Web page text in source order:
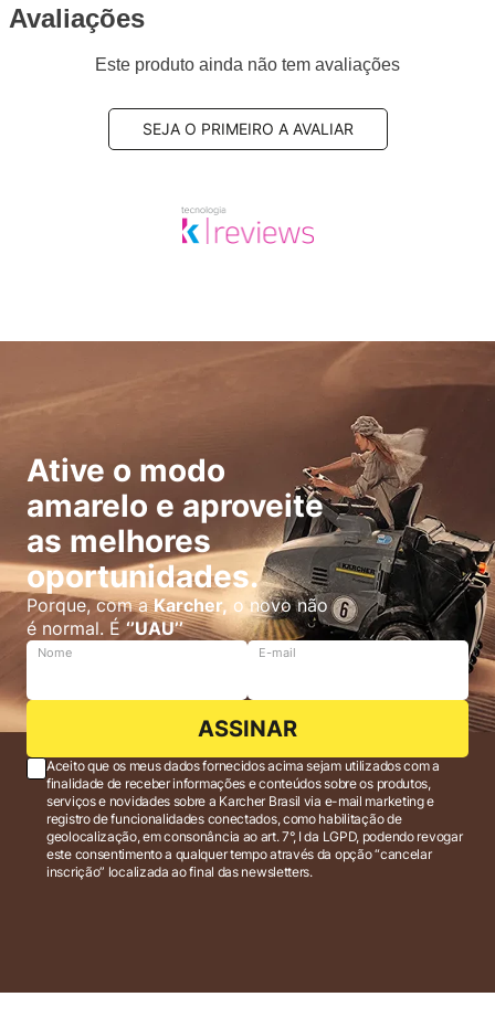
Avaliações
Este produto ainda não tem avaliações
SEJA O PRIMEIRO A AVALIAR
Ative o modo
amarelo e aproveite
as melhores
oportunidades.
Porque, com aKarcher, o novo não
é normal. É‘’UAU’’
Nome E-mail
ASSINAR
Aceito que os meus dados fornecidos acima sejam utilizados com a
finalidade de receber informações e conteúdos sobre os produtos,
serviços e novidades sobre a Karcher Brasil via e-mail marketing e
registro de funcionalidades conectados, como habilitação de
geolocalização, em consonância ao art. 7°, I da LGPD, podendo revogar
este consentimento a qualquer tempo através da opção “cancelar
inscrição” localizada ao final das newsletters.